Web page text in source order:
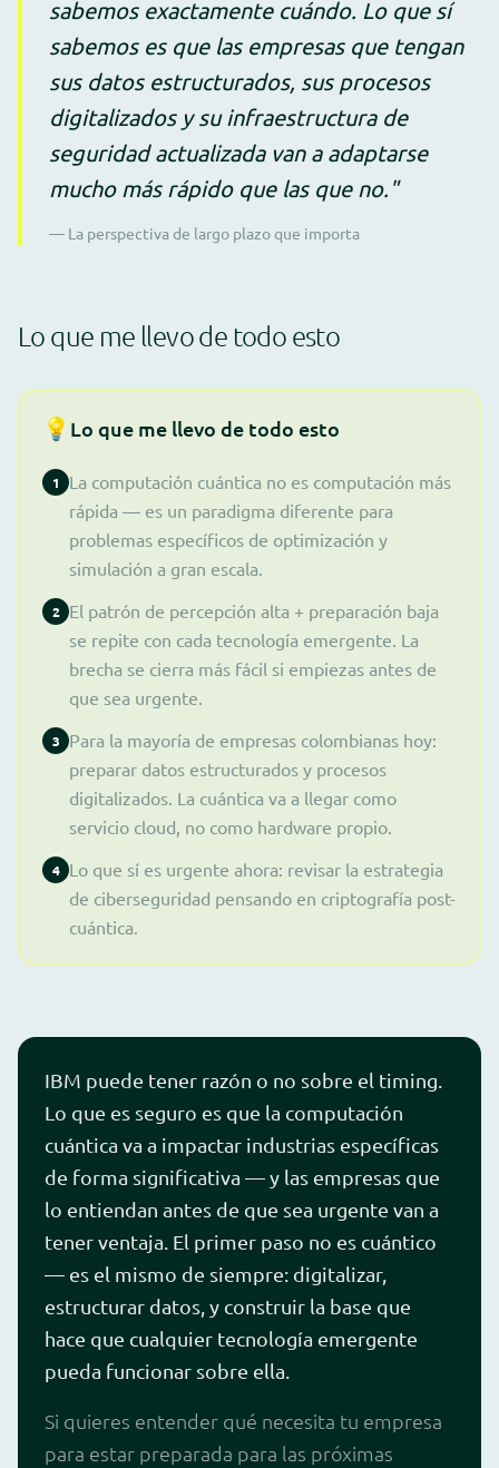
sabemos exactamente cuándo. Lo que sí
sabemos es que las empresas que tengan
sus datos estructurados, sus procesos
digitalizados y su infraestructura de
seguridad actualizada van a adaptarse
mucho más rápido que las que no."
— La perspectiva de largo plazo que importa
Lo que me llevo de todo esto
💡 Lo que me llevo de todo esto
1
La computación cuántica no es computación más
rápida — es un paradigma diferente para
problemas específicos de optimización y
simulación a gran escala.
2 El patrón de percepción alta + preparación baja
se repite con cada tecnología emergente. La
brecha se cierra más fácil si empiezas antes de
que sea urgente.
3
Para la mayoría de empresas colombianas hoy:
preparar datos estructurados y procesos
digitalizados. La cuántica va a llegar como
servicio cloud, no como hardware propio.
4 Lo que sí es urgente ahora: revisar la estrategia
de ciberseguridad pensando en criptografía post-
cuántica.
IBM puede tener razón o no sobre el timing.
Lo que es seguro es que la computación
cuántica va a impactar industrias específicas
de forma significativa — y las empresas que
lo entiendan antes de que sea urgente van a
tener ventaja. El primer paso no es cuántico
— es el mismo de siempre: digitalizar,
estructurar datos, y construir la base que
hace que cualquier tecnología emergente
pueda funcionar sobre ella.
Si quieres entender qué necesita tu empresa
para estar preparada para las próximas